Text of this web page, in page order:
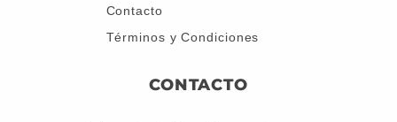
Contacto
Términos y Condiciones
CONTACTO